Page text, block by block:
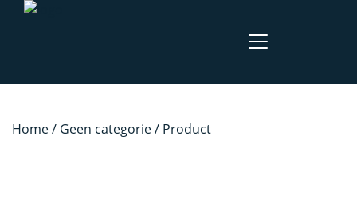
Home/ Geen categorie/ Product